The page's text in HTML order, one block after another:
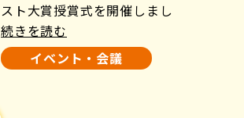
スト大賞授賞式を開催しまし
た！
続きを読む
イベント・会議